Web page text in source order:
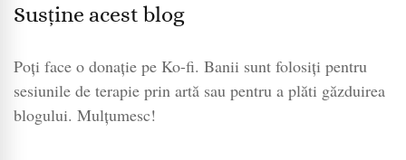
Susține acest blog
Poți face o donație pe Ko-fi. Banii sunt folosiți pentru
sesiunile de terapie prin artă sau pentru a plăti găzduirea
blogului. Mulțumesc!